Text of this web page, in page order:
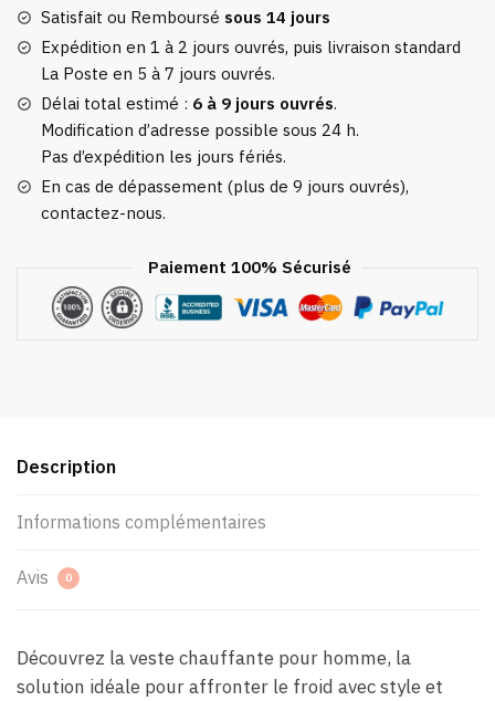
Homme
Satisfait ou Remboursé sous 14 jours
Expédition en 1 à 2 jours ouvrés, puis livraison standard
La Poste en 5 à 7 jours ouvrés.
Délai total estimé : 6 à 9 jours ouvrés.
Modification d’adresse possible sous 24 h.
Pas d’expédition les jours fériés.
En cas de dépassement (plus de 9 jours ouvrés),
contactez-nous.
Paiement 100% Sécurisé
Description
Informations complémentaires
Avis 0
Découvrez la veste chauffante pour homme, la
solution idéale pour affronter le froid avec style et